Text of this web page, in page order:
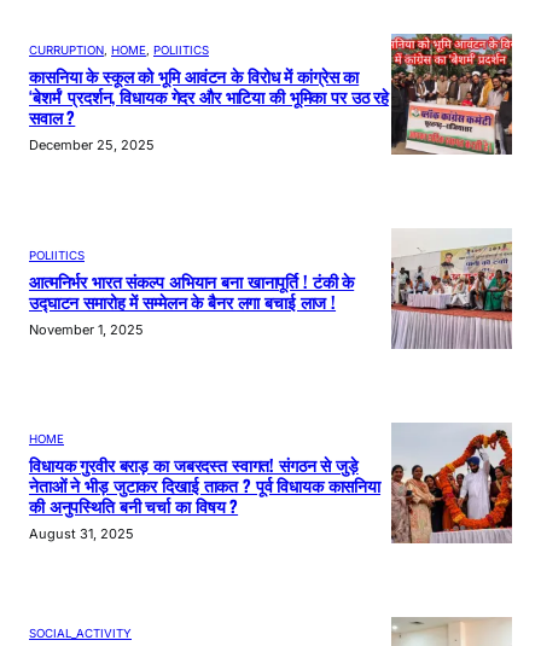
CURRUPTION, HOME, POLIITICS
कासनिया के स्कूल को भूमि आवंटन के विरोध में कांग्रेस का
‘बेशर्म’ प्रदर्शन, विधायक गेदर और भाटिया की भूमिका पर उठ रहे
सवाल ?
December 25, 2025
POLIITICS
आत्मनिर्भर भारत संकल्प अभियान बना खानापूर्ति ! टंकी के
उद्घाटन समारोह में सम्मेलन के बैनर लगा बचाई लाज !
November 1, 2025
HOME
विधायक गुरवीर बराड़ का जबरदस्त स्वागत! संगठन से जुड़े
नेताओं ने भीड़ जुटाकर दिखाई ताकत ? पूर्व विधायक कासनिया
की अनुपस्थिति बनी चर्चा का विषय ?
August 31, 2025
SOCIAL_ACTIVITY